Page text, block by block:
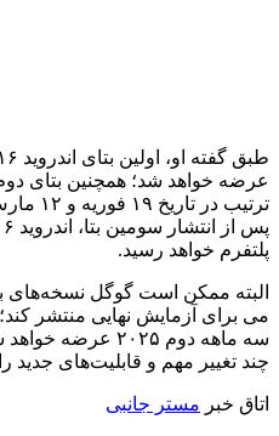
عرضه خواهد شد؛ همچنین بتای
ترتیب
پلتفرم خواهد رسید.
البته ممکن است گوگل نسخه‌های
سه ماهه دوم ۲۰۲۵
چند تغییر مهم و قابلیت‌های جدید
اتاق خبر مستر جانبی